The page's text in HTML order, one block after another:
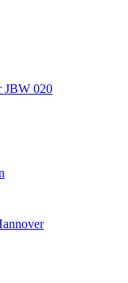
JBW 020